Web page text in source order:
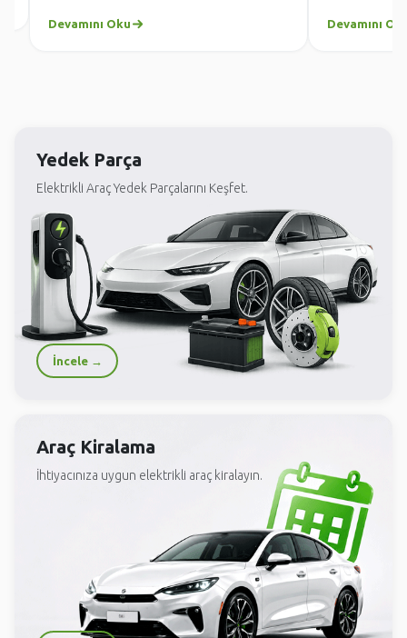
Devamını Oku Devamını
Yedek Parça
Elektrikli Araç Yedek Parçalarını Keşfet.
İncele →
Araç Kiralama
İhtiyacınıza uygun elektrikli araç kiralayın.